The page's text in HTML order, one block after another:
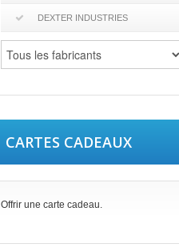
DEXTER INDUSTRIES
CARTES CADEAUX
Offrir une carte cadeau.